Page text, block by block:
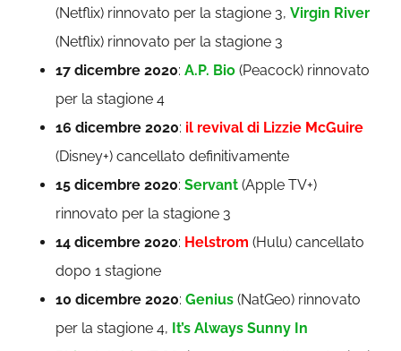
(Netflix) rinnovato per la stagione 3,Virgin River
(Netflix) rinnovato per la stagione 3
17 dicembre 2020:A.P. Bio (Peacock) rinnovato
per la stagione 4
16 dicembre 2020: il revival di Lizzie McGuire
(Disney+) cancellato definitivamente
15 dicembre 2020:Servant (Apple TV+)
rinnovato per la stagione 3
14 dicembre 2020: Helstrom (Hulu) cancellato
dopo 1 stagione
10 dicembre 2020:Genius (NatGeo) rinnovato
per la stagione 4, It’s Always Sunny In